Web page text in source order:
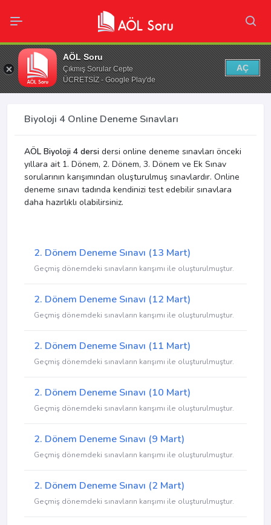
AÖL Soru
Çıkmış Sorular Cepte
ÜCRETSİZ - Google Play'de
AÇ
Biyoloji 4 Online Deneme Sınavları
AÖL Biyoloji 4 dersi dersi online deneme sınavları önceki
yıllara ait 1. Dönem, 2. Dönem, 3. Dönem ve Ek Sınav
sorularının karışımından oluşturulmuş sınavlardır. Online
deneme sınavı tadında kendinizi test edebilir sınavlara
daha hazırlıklı olabilirsiniz.
2. Dönem Deneme Sınavı (13 Mart)
Geçmiş dönemdeki sınavların karışımı ile oluşturulmuştur.
2. Dönem Deneme Sınavı (12 Mart)
Geçmiş dönemdeki sınavların karışımı ile oluşturulmuştur.
2. Dönem Deneme Sınavı (11 Mart)
Geçmiş dönemdeki sınavların karışımı ile oluşturulmuştur.
2. Dönem Deneme Sınavı (10 Mart)
Geçmiş dönemdeki sınavların karışımı ile oluşturulmuştur.
2. Dönem Deneme Sınavı (9 Mart)
Geçmiş dönemdeki sınavların karışımı ile oluşturulmuştur.
2. Dönem Deneme Sınavı (2 Mart)
Geçmiş dönemdeki sınavların karışımı ile oluşturulmuştur.